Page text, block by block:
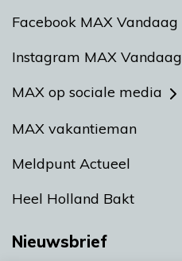
Facebook MAX Vandaag
Instagram MAX Vandaag
MAX op sociale media
MAX vakantieman
Meldpunt Actueel
Heel Holland Bakt
Nieuwsbrief